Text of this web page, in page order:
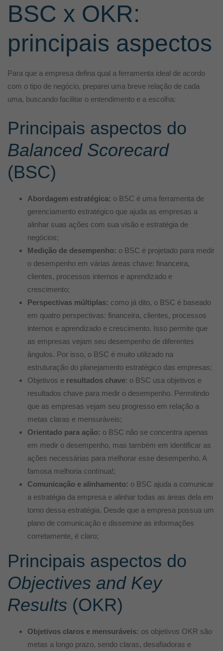
BSC x OKR:
principais aspectos
Para que a empresa defina qual a ferramenta ideal de acordo
com o tipo de negócio, preparei uma breve relação de cada
uma, buscando facilitar o entendimento e a escolha:
Principais aspectos do
Balanced Scorecard
(BSC)
Abordagem estratégica: o BSC é uma ferramenta de
gerenciamento estratégico que ajuda as empresas a
alinhar suas ações com sua visão e estratégia de
negócios;
Medição de desempenho: o BSC é projetado para medir
o desempenho em várias áreas chave: financeira,
clientes, processos internos e aprendizado e
crescimento;
Perspectivas múltiplas: como já dito, o BSC é baseado
em quatro perspectivas: financeira, clientes, processos
internos e aprendizado e crescimento. Isso permite que
as empresas vejam seu desempenho de diferentes
ângulos. Por isso, o BSC é muito utilizado na
estruturação do planejamento estratégico das empresas;
Objetivos e resultados chave: o BSC usa objetivos e
resultados chave para medir o desempenho. Permitindo
que as empresas vejam seu progresso em relação a
metas claras e mensuráveis;
Orientado para ação: o BSC não se concentra apenas
em medir o desempenho, mas também em identificar as
ações necessárias para melhorar esse desempenho. A
famosa melhoria contínua!;
Comunicação e alinhamento: o BSC ajuda a comunicar
a estratégia da empresa e alinhar todas as áreas dela em
torno dessa estratégia. Desde que a empresa possua um
plano de comunicação e dissemine as informações
corretamente, é claro;
Principais aspectos do
Objectives and Key
Results (OKR)
Objetivos claros e mensuráveis: os objetivos OKR são
metas a longo prazo, sendo claras, desafiadoras e